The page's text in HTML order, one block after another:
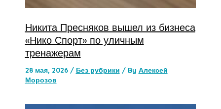
Никита Пресняков вышел из бизнеса
«Нико Спорт» по уличным
тренажерам
28 мая, 2026 / Без рубрики / By Алексей
Морозов